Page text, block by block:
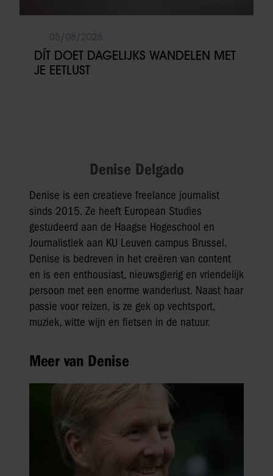
DÍT DOET DAGELIJKS WANDELEN MET
JE EETLUST
Denise Delgado
Denise is een creatieve freelance journalist
sinds 2015. Ze heeft European Studies
gestudeerd aan de Haagse Hogeschool en
Journalistiek aan KU Leuven campus Brussel.
Denise is bedreven in het creëren van content
en is een enthousiast, nieuwsgierig en vriendelijk
persoon met een enorme wanderlust. Naast haar
passie voor reizen, is ze gek op vechtsport,
muziek, witte wijn en fietsen in de natuur.
Meer van Denise